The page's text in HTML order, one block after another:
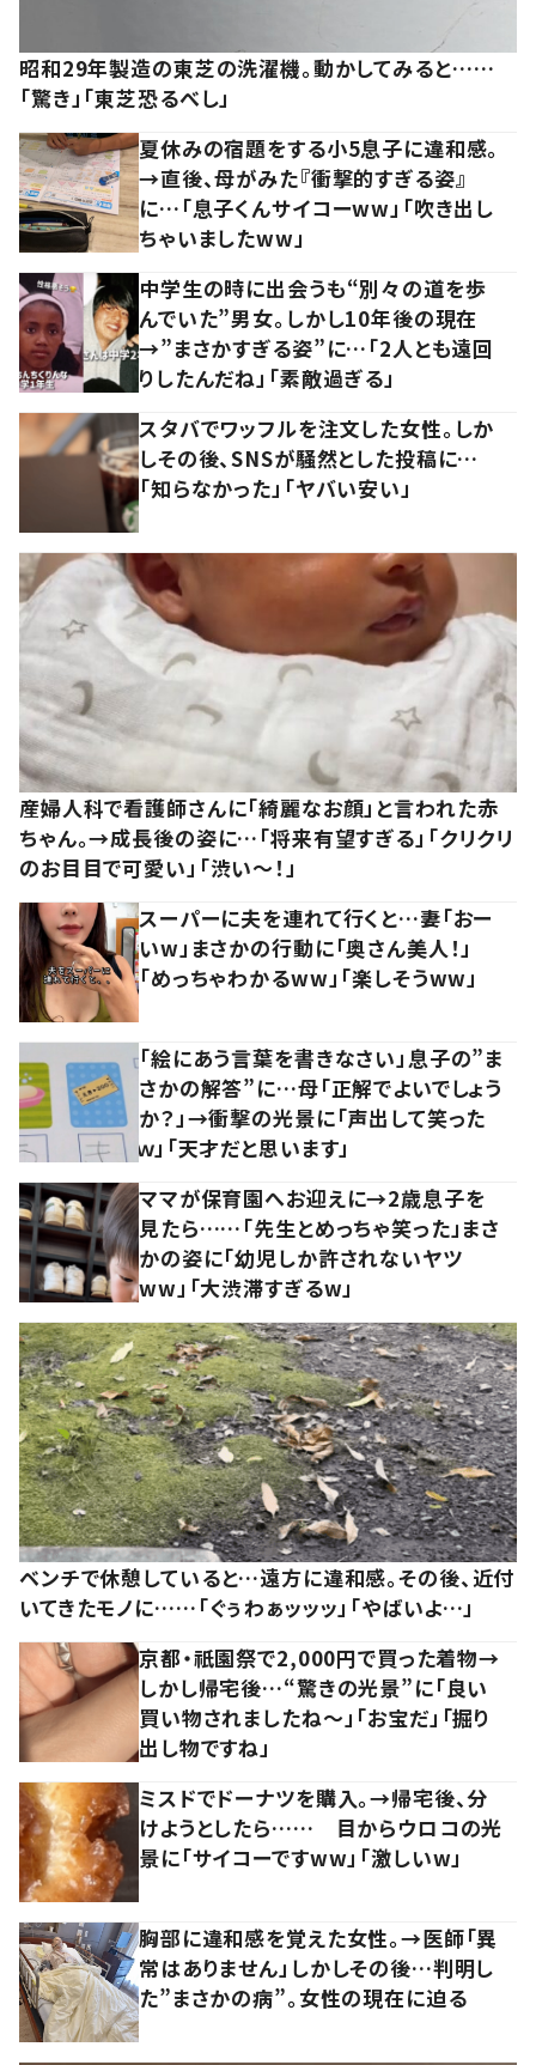
昭和29年製造の東芝の洗濯機。動かしてみると……
「驚き」「東芝恐るべし」
夏休みの宿題をする小5息子に違和感。
→直後、母がみた『衝撃的すぎる姿』
に…「息子くんサイコーww」「吹き出し
ちゃいましたww」
中学生の時に出会うも“別々の道を歩
んでいた”男女。しかし10年後の現在
→”まさかすぎる姿”に…「2人とも遠回
りしたんだね」「素敵過ぎる」
スタバでワッフルを注文した女性。しか
しその後、SNSが騒然とした投稿に…
「知らなかった」「ヤバい安い」
産婦人科で看護師さんに「綺麗なお顔」と言われた赤
ちゃん。→成長後の姿に…「将来有望すぎる」「クリクリ
のお目目で可愛い」「渋い～！」
スーパーに夫を連れて行くと…妻「おー
いw」まさかの行動に「奥さん美人！」
「めっちゃわかるww」「楽しそうww」
「絵にあう言葉を書きなさい」息子の”ま
さかの解答”に…母「正解でよいでしょう
か？」→衝撃の光景に「声出して笑った
ｗ」「天才だと思います」
ママが保育園へお迎えに→2歳息子を
見たら……「先生とめっちゃ笑った」まさ
かの姿に「幼児しか許されないヤツ
ww」「大渋滞すぎるw」
ベンチで休憩していると…遠方に違和感。その後、近付
いてきたモノに……「ぐぅわぁッッッ」「やばいよ…」
京都・祇園祭で2,000円で買った着物→
しかし帰宅後…“驚きの光景”に「良い
買い物されましたね～」「お宝だ」「掘り
出し物ですね」
ミスドでドーナツを購入。→帰宅後、分
けようとしたら…… 目からウロコの光
景に「サイコーですww」「激しいw」
胸部に違和感を覚えた女性。→医師「異
常はありません」しかしその後…判明し
た”まさかの病”。女性の現在に迫る